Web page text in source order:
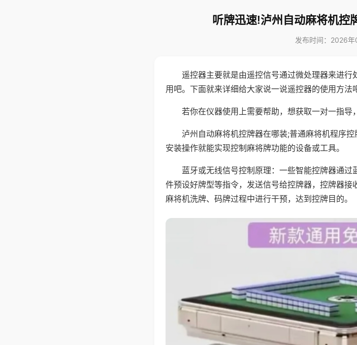
听牌迅速!泸州自动麻将机控
发布时间：2026
遥控器主要就是由遥控信号通过微处理器来进
用吧。下面就来详细给大家说一说遥控器的使用方法
若你在仪器使用上需要帮助，想获取一对一指导
泸州自动麻将机控牌器在哪装;普通麻将机程序
安装操作就能实现控制麻将牌功能的设备或工具。
蓝牙或无线信号控制原理：一些智能控牌器通
件预设好牌型等指令，发送信号给控牌器，控牌器
麻将机洗牌、码牌过程中进行干预，达到控牌目的。